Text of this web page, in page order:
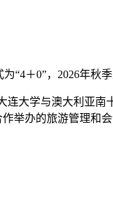
“4＋0”，2026年秋季
大学与澳大利亚
举办的旅游管理和